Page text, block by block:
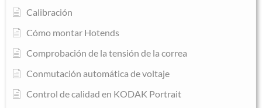
Calibración
Cómo montar Hotends
Comprobación de la tensión de la correa
Conmutación automática de voltaje
Control de calidad en KODAK Portrait